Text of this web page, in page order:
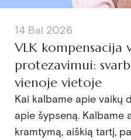
14 Bal 2026
VLK kompensacija
protezavimui:
vienoje vietoje
Kai kalbame apie vaikų
apie šypseną. Kalbame
kramtymą, aiškią tartį,